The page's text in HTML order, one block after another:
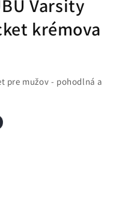
Varsity
krémova
pre mužov - pohodlná a